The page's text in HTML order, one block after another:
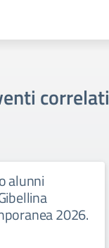
correlati
alunni
2026.